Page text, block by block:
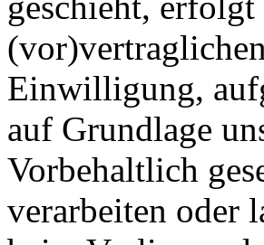
Einwilligung,
auf Grundlage
Vorbehaltlich
verarbeiten oder